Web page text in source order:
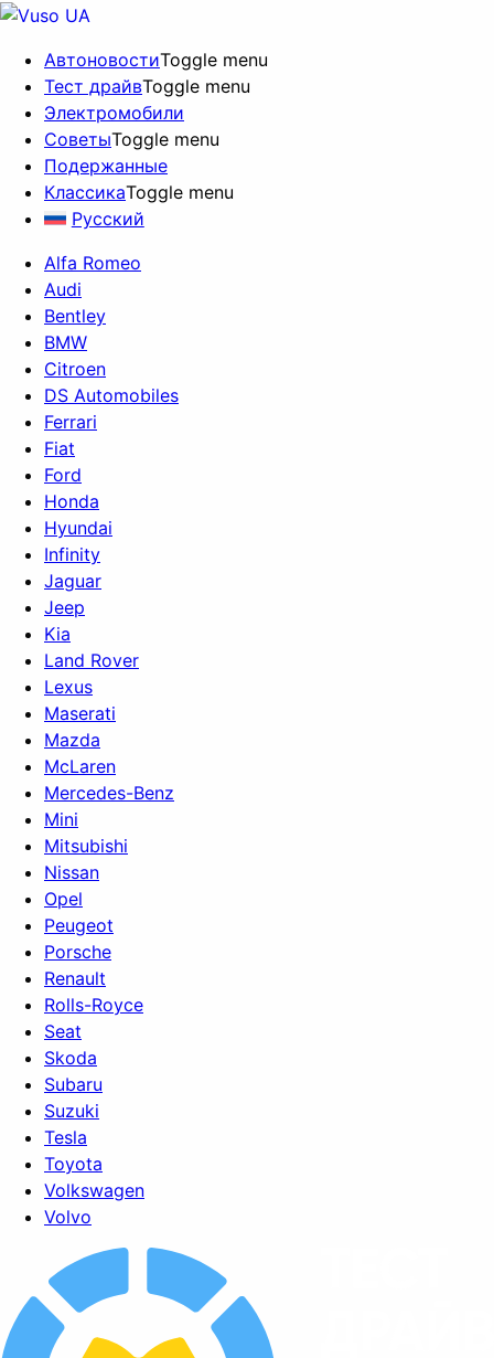
АвтоновостиToggle menu
Тест драйвToggle menu
Электромобили
СоветыToggle menu
Подержанные
КлассикаToggle menu
Русский
Alfa Romeo
Audi
Bentley
BMW
Citroen
DS Automobiles
Ferrari
Fiat
Ford
Honda
Hyundai
Infinity
Jaguar
Jeep
Kia
Land Rover
Lexus
Maserati
Mazda
McLaren
Mercedes-Benz
Mini
Mitsubishi
Nissan
Opel
Peugeot
Porsche
Renault
Rolls-Royce
Seat
Skoda
Subaru
Suzuki
Tesla
Toyota
Volkswagen
Volvo